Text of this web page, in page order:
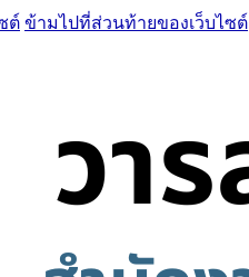
ต์ ข้ามไปที่ส่วนท้ายของเว็บไซต์